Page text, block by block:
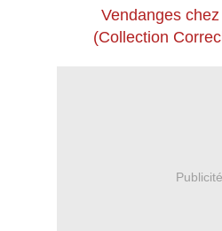
Vendanges
(Collection
Publicité